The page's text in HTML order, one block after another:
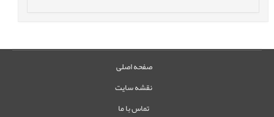
صفحه اصلی
نقشه سایت
تماس با ما